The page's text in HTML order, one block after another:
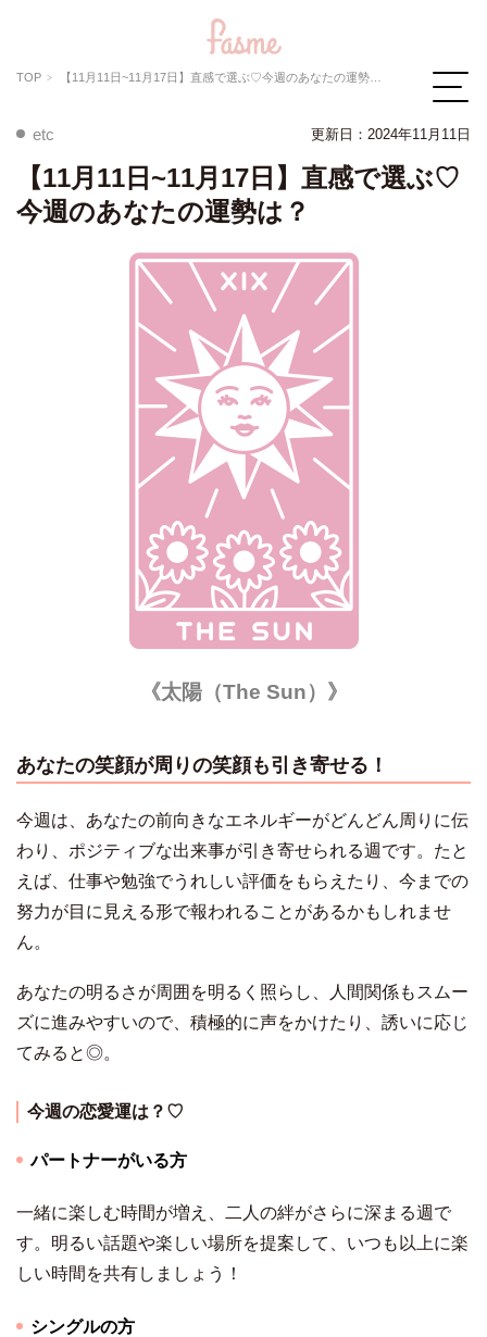
TOP 【11月11日~11月17日】直感で選ぶ♡今週のあなたの運勢は？
etc 更新日：2024年11月11日
【11月11日~11月17日】直感で選ぶ♡
今週のあなたの運勢は？
《太陽（The Sun） 》
あなたの笑顔が周りの笑顔も引き寄せる！
今週は、あなたの前向きなエネルギーがどんどん周りに伝
わり、ポジティブな出来事が引き寄せられる週です。たと
えば、仕事や勉強でうれしい評価をもらえたり、今までの
努力が目に見える形で報われることがあるかもしれませ
ん。
あなたの明るさが周囲を明るく照らし、人間関係もスムー
ズに進みやすいので、積極的に声をかけたり、誘いに応じ
てみると◎。
今週の恋愛運は？♡
パートナーがいる方
一緒に楽しむ時間が増え、二人の絆がさらに深まる週で
す。明るい話題や楽しい場所を提案して、いつも以上に楽
しい時間を共有しましょう！
シングルの方